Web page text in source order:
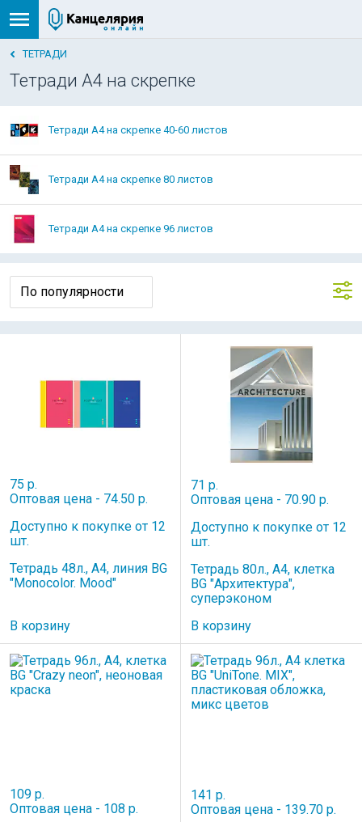
ТЕТРАДИ
Тетради A4 на скрепке
Тетради A4 на скрепке 40-60 листов
Тетради A4 на скрепке 80 листов
Тетради A4 на скрепке 96 листов
75 р.
Оптовая цена - 74.50 р.
Доступно к покупке от 12
шт.
Тетрадь 48л., А4, линия BG
"Monocolor. Mood"
В корзину
71 р.
Оптовая цена - 70.90 р.
Доступно к покупке от 12
шт.
Тетрадь 80л., А4, клетка
BG "Архитектура",
суперэконом
В корзину
109 р.
Оптовая цена - 108 р.
141 р.
Оптовая цена - 139.70 р.